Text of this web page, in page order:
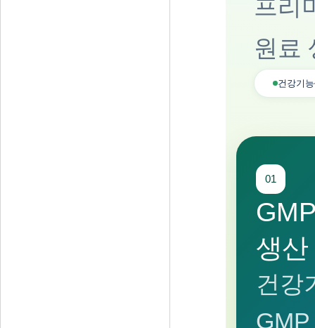
프리
원료
건강기
01
생
건강
GMP